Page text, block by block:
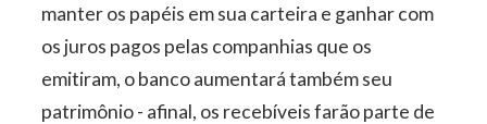
manter os papéis em sua carteira e ganhar com
os juros pagos pelas companhias que os
emitiram, o banco aumentará também seu
patrimônio - afinal, os recebíveis farão parte de